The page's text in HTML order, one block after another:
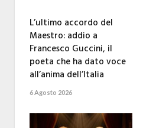
L’ultimo accordo del
Maestro: addio a
Francesco Guccini, il
poeta che ha dato voce
all’anima dell’Italia
6 Agosto 2026